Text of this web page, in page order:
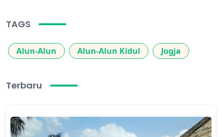
TAGS
Alun-Alun Alun-Alun Kidul Jogja
Terbaru